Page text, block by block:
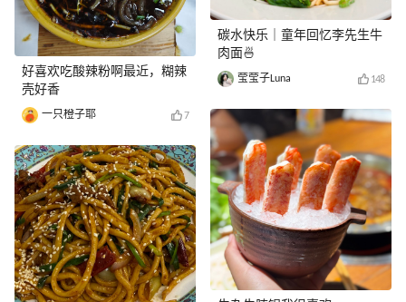
好喜欢吃酸辣粉啊最近，糊辣
壳好香
一只橙子耶 7
碳水快乐｜童年回忆李先生牛
肉面🍜
莹莹子Luna 148